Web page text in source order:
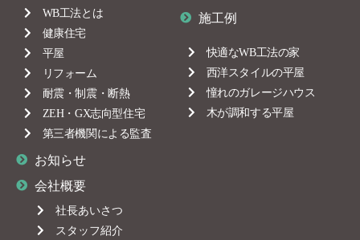
WB工法とは
健康住宅
平屋
リフォーム
耐震・制震・断熱
ZEH・GX志向型住宅
第三者機関による監査
施工例
快適なWB工法の家
西洋スタイルの平屋
憧れのガレージハウス
木が調和する平屋
お知らせ
会社概要
社長あいさつ
スタッフ紹介